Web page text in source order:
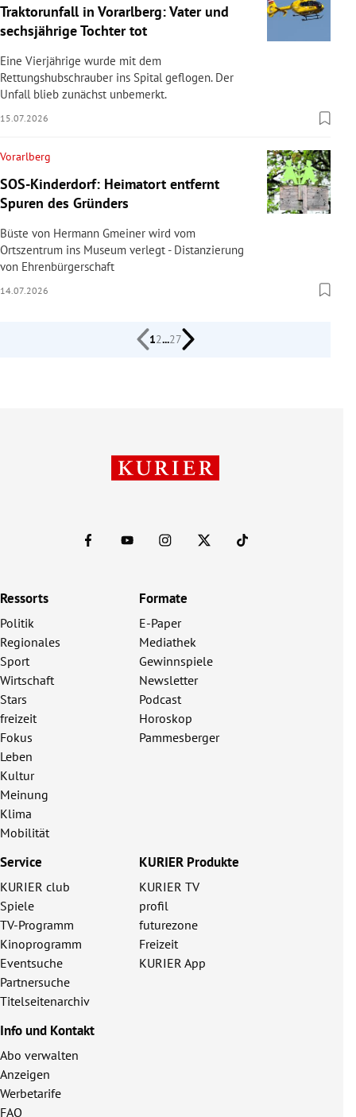
Traktorunfall in Vorarlberg: Vater und
sechsjährige Tochter tot
Eine Vierjährige wurde mit dem
Rettungshubschrauber ins Spital geflogen. Der
Unfall blieb zunächst unbemerkt.
15.07.2026
Vorarlberg
SOS-Kinderdorf: Heimatort entfernt
Spuren des Gründers
Büste von Hermann Gmeiner wird vom
Ortszentrum ins Museum verlegt - Distanzierung
von Ehrenbürgerschaft
14.07.2026
12...27
Ressorts
Politik
Regionales
Sport
Wirtschaft
Stars
freizeit
Fokus
Leben
Kultur
Meinung
Klima
Mobilität
Formate
E-Paper
Mediathek
Gewinnspiele
Newsletter
Podcast
Horoskop
Pammesberger
Service
KURIER club
Spiele
TV-Programm
Kinoprogramm
Eventsuche
Partnersuche
Titelseitenarchiv
KURIER Produkte
KURIER TV
profil
futurezone
Freizeit
KURIER App
Info und Kontakt
Abo verwalten
Anzeigen
Werbetarife
FAQ